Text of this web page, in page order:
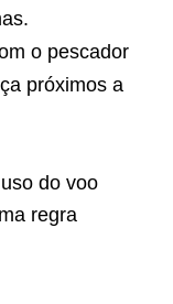
o pescador
próximos a
do voo
regra